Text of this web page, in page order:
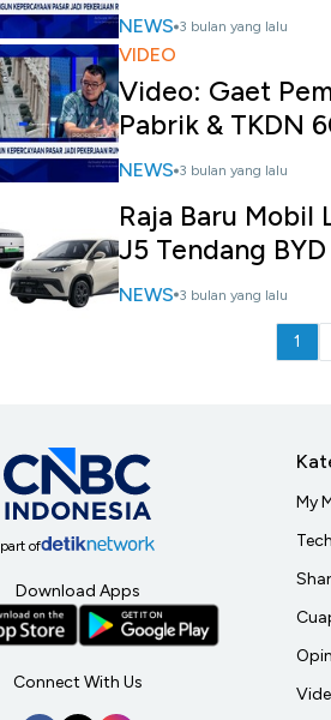
NEWS 3 bulan yang lalu
VIDEO
Video: Gaet
Pabrik & TKDN
NEWS 3 bulan yang lalu
Raja Baru Mobil
J5 Tendang BYD
NEWS 3 bulan yang lalu
1
part of
Download Apps
Connect With Us
My
Tech